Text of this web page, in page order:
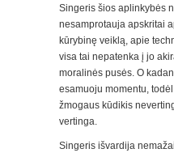
Singeris šios aplinkybės
nesamprotauja apskritai
kūrybinę veiklą, apie
visa tai nepatenka į jo
moralinės pusės. O
esamuoju momentu,
žmogaus kūdikis
vertinga.
Singeris išvardija